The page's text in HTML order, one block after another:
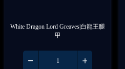
White Dragon Lord Greaves|白龍王腿
甲